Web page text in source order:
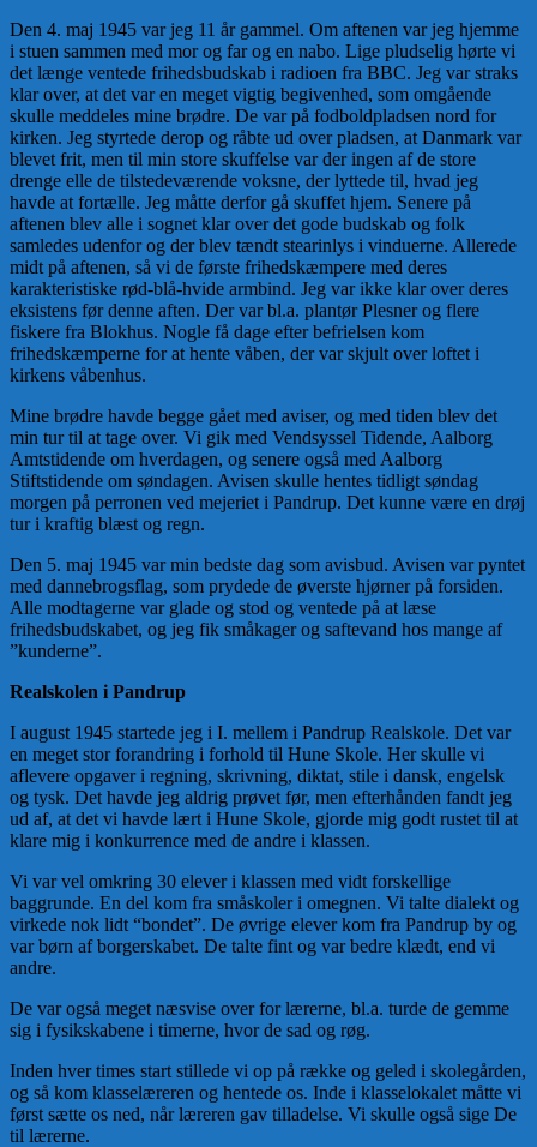
Den 4. maj 1945 var jeg 11 år gammel. Om aftenen var jeg hjemme
i stuen sammen med mor og far og en nabo. Lige pludselig hørte vi
det længe ventede frihedsbudskab i radioen fra BBC. Jeg var straks
klar over, at det var en meget vigtig begivenhed, som omgående
skulle meddeles mine brødre. De var på fodboldpladsen nord for
kirken. Jeg styrtede derop og råbte ud over pladsen, at Danmark var
blevet frit, men til min store skuffelse var der ingen af de store
drenge elle de tilstedeværende voksne, der lyttede til, hvad jeg
havde at fortælle. Jeg måtte derfor gå skuffet hjem. Senere på
aftenen blev alle i sognet klar over det gode budskab og folk
samledes udenfor og der blev tændt stearinlys i vinduerne. Allerede
midt på aftenen, så vi de første frihedskæmpere med deres
karakteristiske rød-blå-hvide armbind. Jeg var ikke klar over deres
eksistens før denne aften. Der var bl.a. plantør Plesner og flere
fiskere fra Blokhus. Nogle få dage efter befrielsen kom
frihedskæmperne for at hente våben, der var skjult over loftet i
kirkens våbenhus.
Mine brødre havde begge gået med aviser, og med tiden blev det
min tur til at tage over. Vi gik med Vendsyssel Tidende, Aalborg
Amtstidende om hverdagen, og senere også med Aalborg
Stiftstidende om søndagen. Avisen skulle hentes tidligt søndag
morgen på perronen ved mejeriet i Pandrup. Det kunne være en drøj
tur i kraftig blæst og regn.
Den 5. maj 1945 var min bedste dag som avisbud. Avisen var pyntet
med dannebrogsflag, som prydede de øverste hjørner på forsiden.
Alle modtagerne var glade og stod og ventede på at læse
frihedsbudskabet, og jeg fik småkager og saftevand hos mange af
”kunderne”.
Realskolen i Pandrup
I august 1945 startede jeg i I. mellem i Pandrup Realskole. Det var
en meget stor forandring i forhold til Hune Skole. Her skulle vi
aflevere opgaver i regning, skrivning, diktat, stile i dansk, engelsk
og tysk. Det havde jeg aldrig prøvet før, men efterhånden fandt jeg
ud af, at det vi havde lært i Hune Skole, gjorde mig godt rustet til at
klare mig i konkurrence med de andre i klassen.
Vi var vel omkring 30 elever i klassen med vidt forskellige
baggrunde. En del kom fra småskoler i omegnen. Vi talte dialekt og
virkede nok lidt “bondet”. De øvrige elever kom fra Pandrup by og
var børn af borgerskabet. De talte fint og var bedre klædt, end vi
andre.
De var også meget næsvise over for lærerne, bl.a. turde de gemme
sig i fysikskabene i timerne, hvor de sad og røg.
Inden hver times start stillede vi op på række og geled i skolegården,
og så kom klasselæreren og hentede os. Inde i klasselokalet måtte vi
først sætte os ned, når læreren gav tilladelse. Vi skulle også sige De
til lærerne.